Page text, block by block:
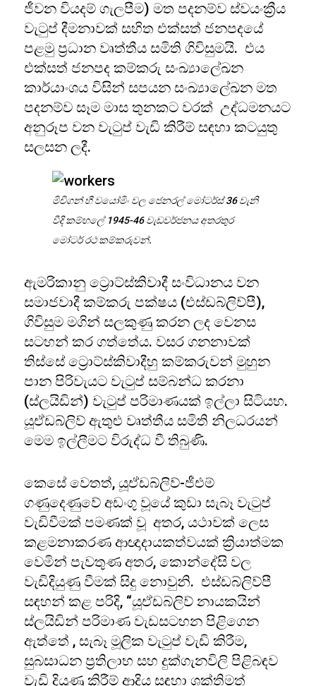
ජීවන වියදම් ගැලපීම) මත පදනම්ව ස්වයංක්‍රීය
වැටුප් දීමනාවක් සහිත එක්සත් ජනපදයේ
පළමු ප්‍රධාන වෘත්තීය සමිති ගිවිසුමයි. එය
එක්සත් ජනපද කම්කරු සංඛ්‍යාලේඛන
කාර්යාංශය විසින් සපයන සංඛ්‍යාලේඛන මත
පදනම්ව සෑම මාස තුනකට වරක් උද්ධමනයට
අනුරූප වන වැටුප් වැඩි කිරීම් සඳහා කටයුතු
සලසන ලදී.
මිචිගන් හී වයෝමිං වල ජෙනරල් මෝටර්ස් 36 වැනි
වීදි කම්හලේ 1945-46 වැඩවර්ජනය අතරතුර
මෝටර් රථ කම්කරුවන්.
ඇමරිකානු ට්‍රොට්ස්කිවාදී සංවිධානය වන
සමාජවාදී කම්කරු පක්ෂය (එස්ඩබ්ලිව්පී),
ගිවිසුම මගින් සලකුණු කරන ලද වෙනස
සටහන් කර ගත්තේය. වසර ගනනාවක්
තිස්සේ ට්‍රොට්ස්කිවාදීහු කම්කරුවන් මුහුන
පාන පිරිවැයට වැටුප් සම්බන්ධ කරනා
(ස්ලයිඩින්) වැටුප් පරිමාණයක් ඉල්ලා සිටියහ.
යූඒඩබ්ලිව් ඇතුළු වෘත්තීය සමිති නිලධරයන්
මෙම ඉල්ලීමට විරුද්ධ වී තිබුණි.
කෙසේ වෙතත්, යූඒඩබ්ලිව්-ජීඑම්
ගණුදෙණුවේ අඩංගු වූයේ කුඩා සැබෑ වැටුප්
වැඩිවීමක් පමණක් වූ අතර, යථාවක් ලෙස
කළමනාකරණ ආඥාදායකත්වයක් ක්‍රියාත්මක
වෙමින් පැවතුණ අතර, කොන්දේසි වල
වැඩිදියුණු වීමක් සිදු නොවුනි. එස්ඩබ්ලිව්පී
සඳහන් කළ පරිදි, “යූඒඩබ්ලිව් නායකයින්
ස්ලයිඩින් පරිමාණ වැඩසටහන පිළිගෙන
ඇත්තේ , සැබෑ මූලික වැටුප් වැඩි කිරීම,
සුබසාධන ප්‍රතිලාභ සහ දුක්ගැනවිලි පිළිබඳව
වැඩි දියුණු කිරීම් ආදිය සඳහා ශක්තිමත්